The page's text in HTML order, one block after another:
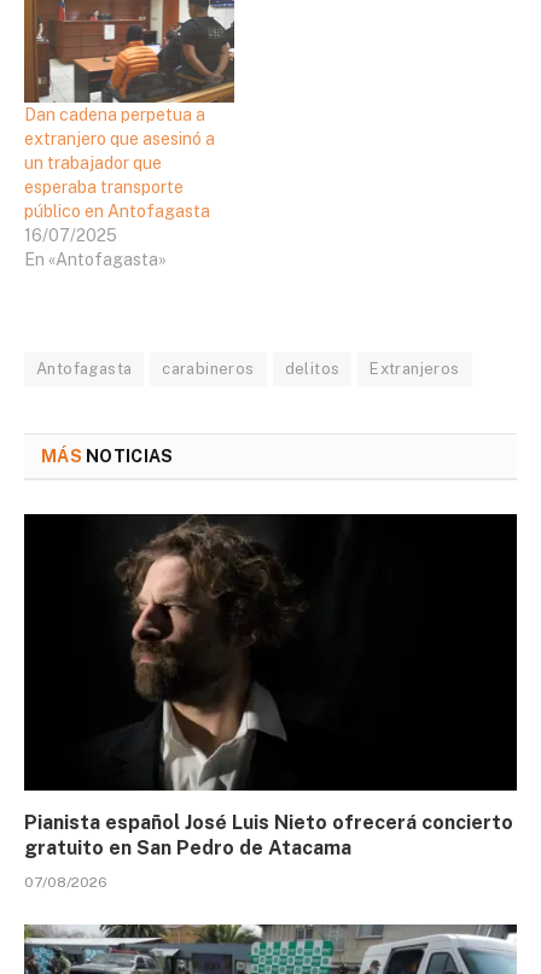
Dan cadena perpetua a
extranjero que asesinó a
un trabajador que
esperaba transporte
público en Antofagasta
16/07/2025
En «Antofagasta»
Antofagasta carabineros delitos Extranjeros
MÁS NOTICIAS
Pianista español José Luis Nieto ofrecerá concierto
gratuito en San Pedro de Atacama
07/08/2026